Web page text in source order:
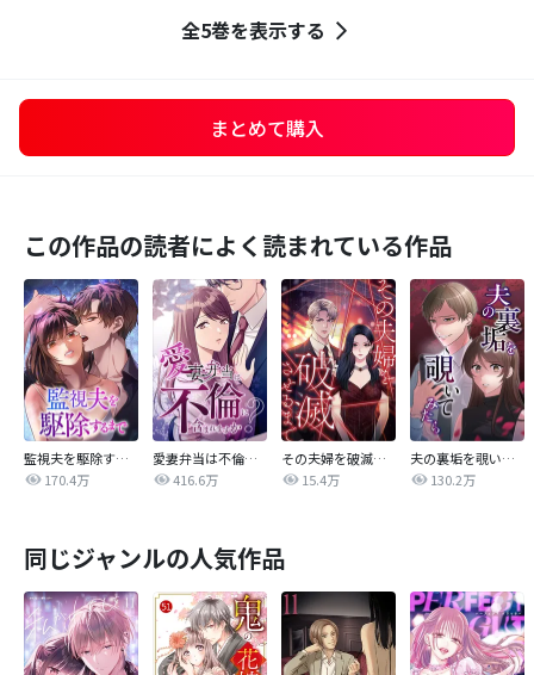
全5巻を表示する
まとめて購入
この作品の読者によく読まれている作品
監視夫を駆除するまで
170.4万
愛妻弁当は不倫に含まれますか？
416.6万
その夫婦を破滅させるまで
15.4万
夫の裏垢を覗いてみたら
130.2万
同じジャンルの人気作品